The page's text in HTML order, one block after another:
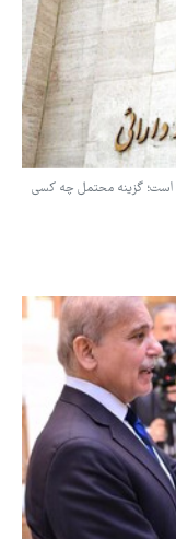
است؛ گزینه محتمل چه کسی